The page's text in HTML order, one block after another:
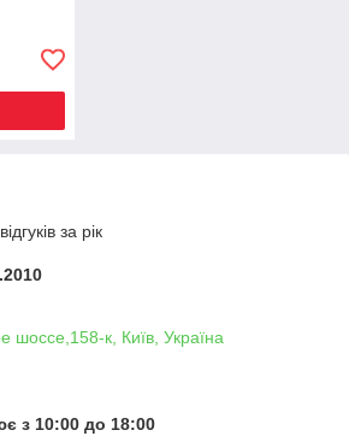
за рік
шоссе,158-к, Київ, Україна
з 10:00 до 18:00